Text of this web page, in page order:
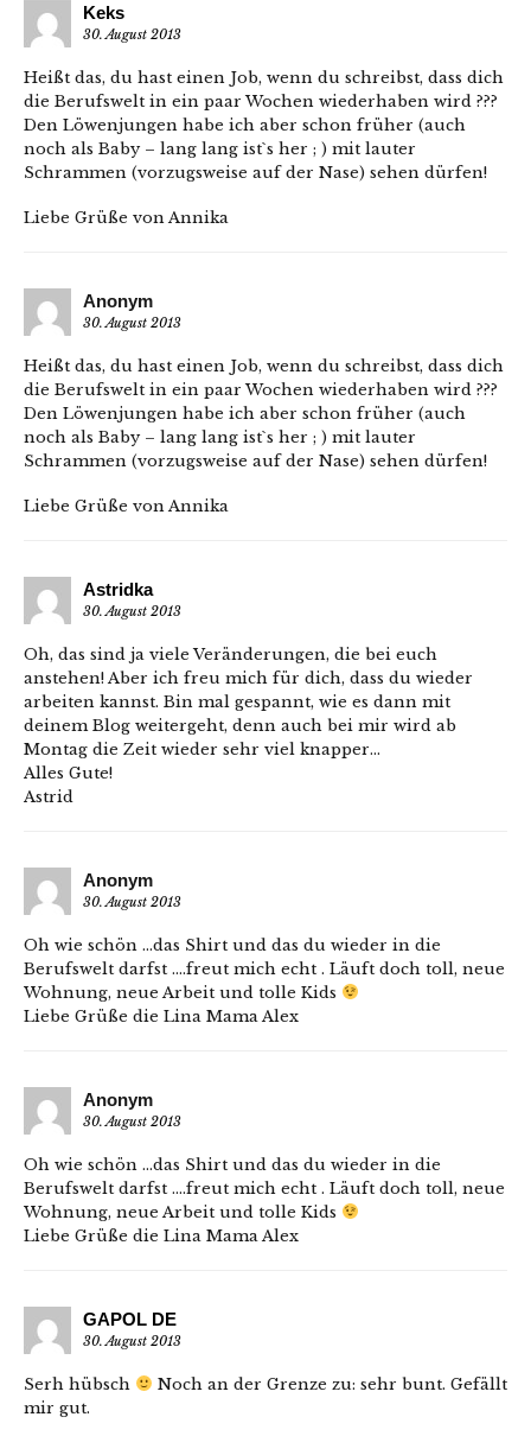
Keks
30. August 2013
Heißt das, du hast einen Job, wenn du schreibst, dass dich
die Berufswelt in ein paar Wochen wiederhaben wird ???
Den Löwenjungen habe ich aber schon früher (auch
noch als Baby – lang lang ist`s her ; ) mit lauter
Schrammen (vorzugsweise auf der Nase) sehen dürfen!
Liebe Grüße von Annika
Anonym
30. August 2013
Heißt das, du hast einen Job, wenn du schreibst, dass dich
die Berufswelt in ein paar Wochen wiederhaben wird ???
Den Löwenjungen habe ich aber schon früher (auch
noch als Baby – lang lang ist`s her ; ) mit lauter
Schrammen (vorzugsweise auf der Nase) sehen dürfen!
Liebe Grüße von Annika
Astridka
30. August 2013
Oh, das sind ja viele Veränderungen, die bei euch
anstehen! Aber ich freu mich für dich, dass du wieder
arbeiten kannst. Bin mal gespannt, wie es dann mit
deinem Blog weitergeht, denn auch bei mir wird ab
Montag die Zeit wieder sehr viel knapper…
Alles Gute!
Astrid
Anonym
30. August 2013
Oh wie schön …das Shirt und das du wieder in die
Berufswelt darfst ….freut mich echt . Läuft doch toll, neue
Wohnung, neue Arbeit und tolle Kids
Liebe Grüße die Lina Mama Alex
Anonym
30. August 2013
Oh wie schön …das Shirt und das du wieder in die
Berufswelt darfst ….freut mich echt . Läuft doch toll, neue
Wohnung, neue Arbeit und tolle Kids
Liebe Grüße die Lina Mama Alex
GAPOL DE
30. August 2013
Serh hübsch
Noch an der Grenze zu: sehr bunt. Gefällt
mir gut.